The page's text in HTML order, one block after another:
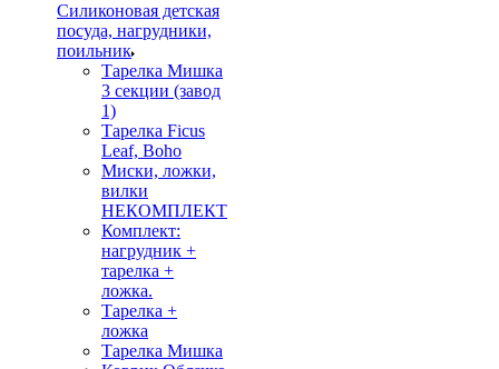
Силиконовая детская
посуда, нагрудники,
поильник
Тарелка Мишка
3 секции (завод
1)
Тарелка Ficus
Leaf, Boho
Миски, ложки,
вилки
НЕКОМПЛЕКТ
Комплект:
нагрудник +
тарелка +
ложка.
Тарелка +
ложка
Тарелка Мишка